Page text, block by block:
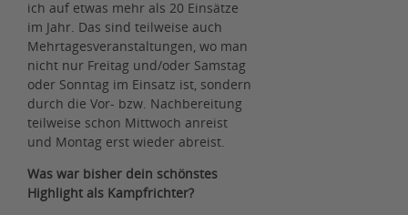
ich auf etwas mehr als 20 Einsätze
im Jahr. Das sind teilweise auch
Mehrtagesveranstaltungen, wo man
nicht nur Freitag und/oder Samstag
oder Sonntag im Einsatz ist, sondern
durch die Vor- bzw. Nachbereitung
teilweise schon Mittwoch anreist
und Montag erst wieder abreist.
Was war bisher dein schönstes
Highlight als Kampfrichter?